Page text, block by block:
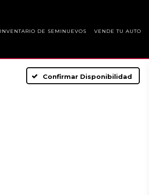
INVENTARIO DE SEMINUEVOS VENDE TU AUTO
Confirmar Disponibilidad